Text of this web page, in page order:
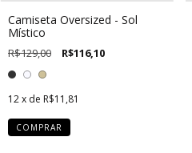
Camiseta Oversized - Sol
Místico
R$129,00 R$116,10
12x de R$11,81
COMPRAR